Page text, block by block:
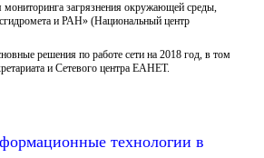
мониторинга загрязнения окружающей среды,
и РАН» (Национальный центр
решения по работе сети на 2018 год, в том
и Сетевого центра ЕАНЕТ.
технологии в